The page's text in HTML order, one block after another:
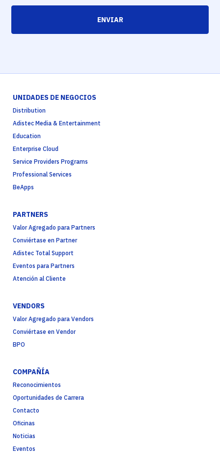
ENVIAR
UNIDADES DE NEGOCIOS
Distribution
Adistec Media & Entertainment
Education
Enterprise Cloud
Service Providers Programs
Professional Services
BeApps
PARTNERS
Valor Agregado para Partners
Conviértase en Partner
Adistec Total Support
Eventos para Partners
Atención al Cliente
VENDORS
Valor Agregado para Vendors
Conviértase en Vendor
BPO
COMPAÑÍA
Reconocimientos
Oportunidades de Carrera
Contacto
Oficinas
Noticias
Eventos